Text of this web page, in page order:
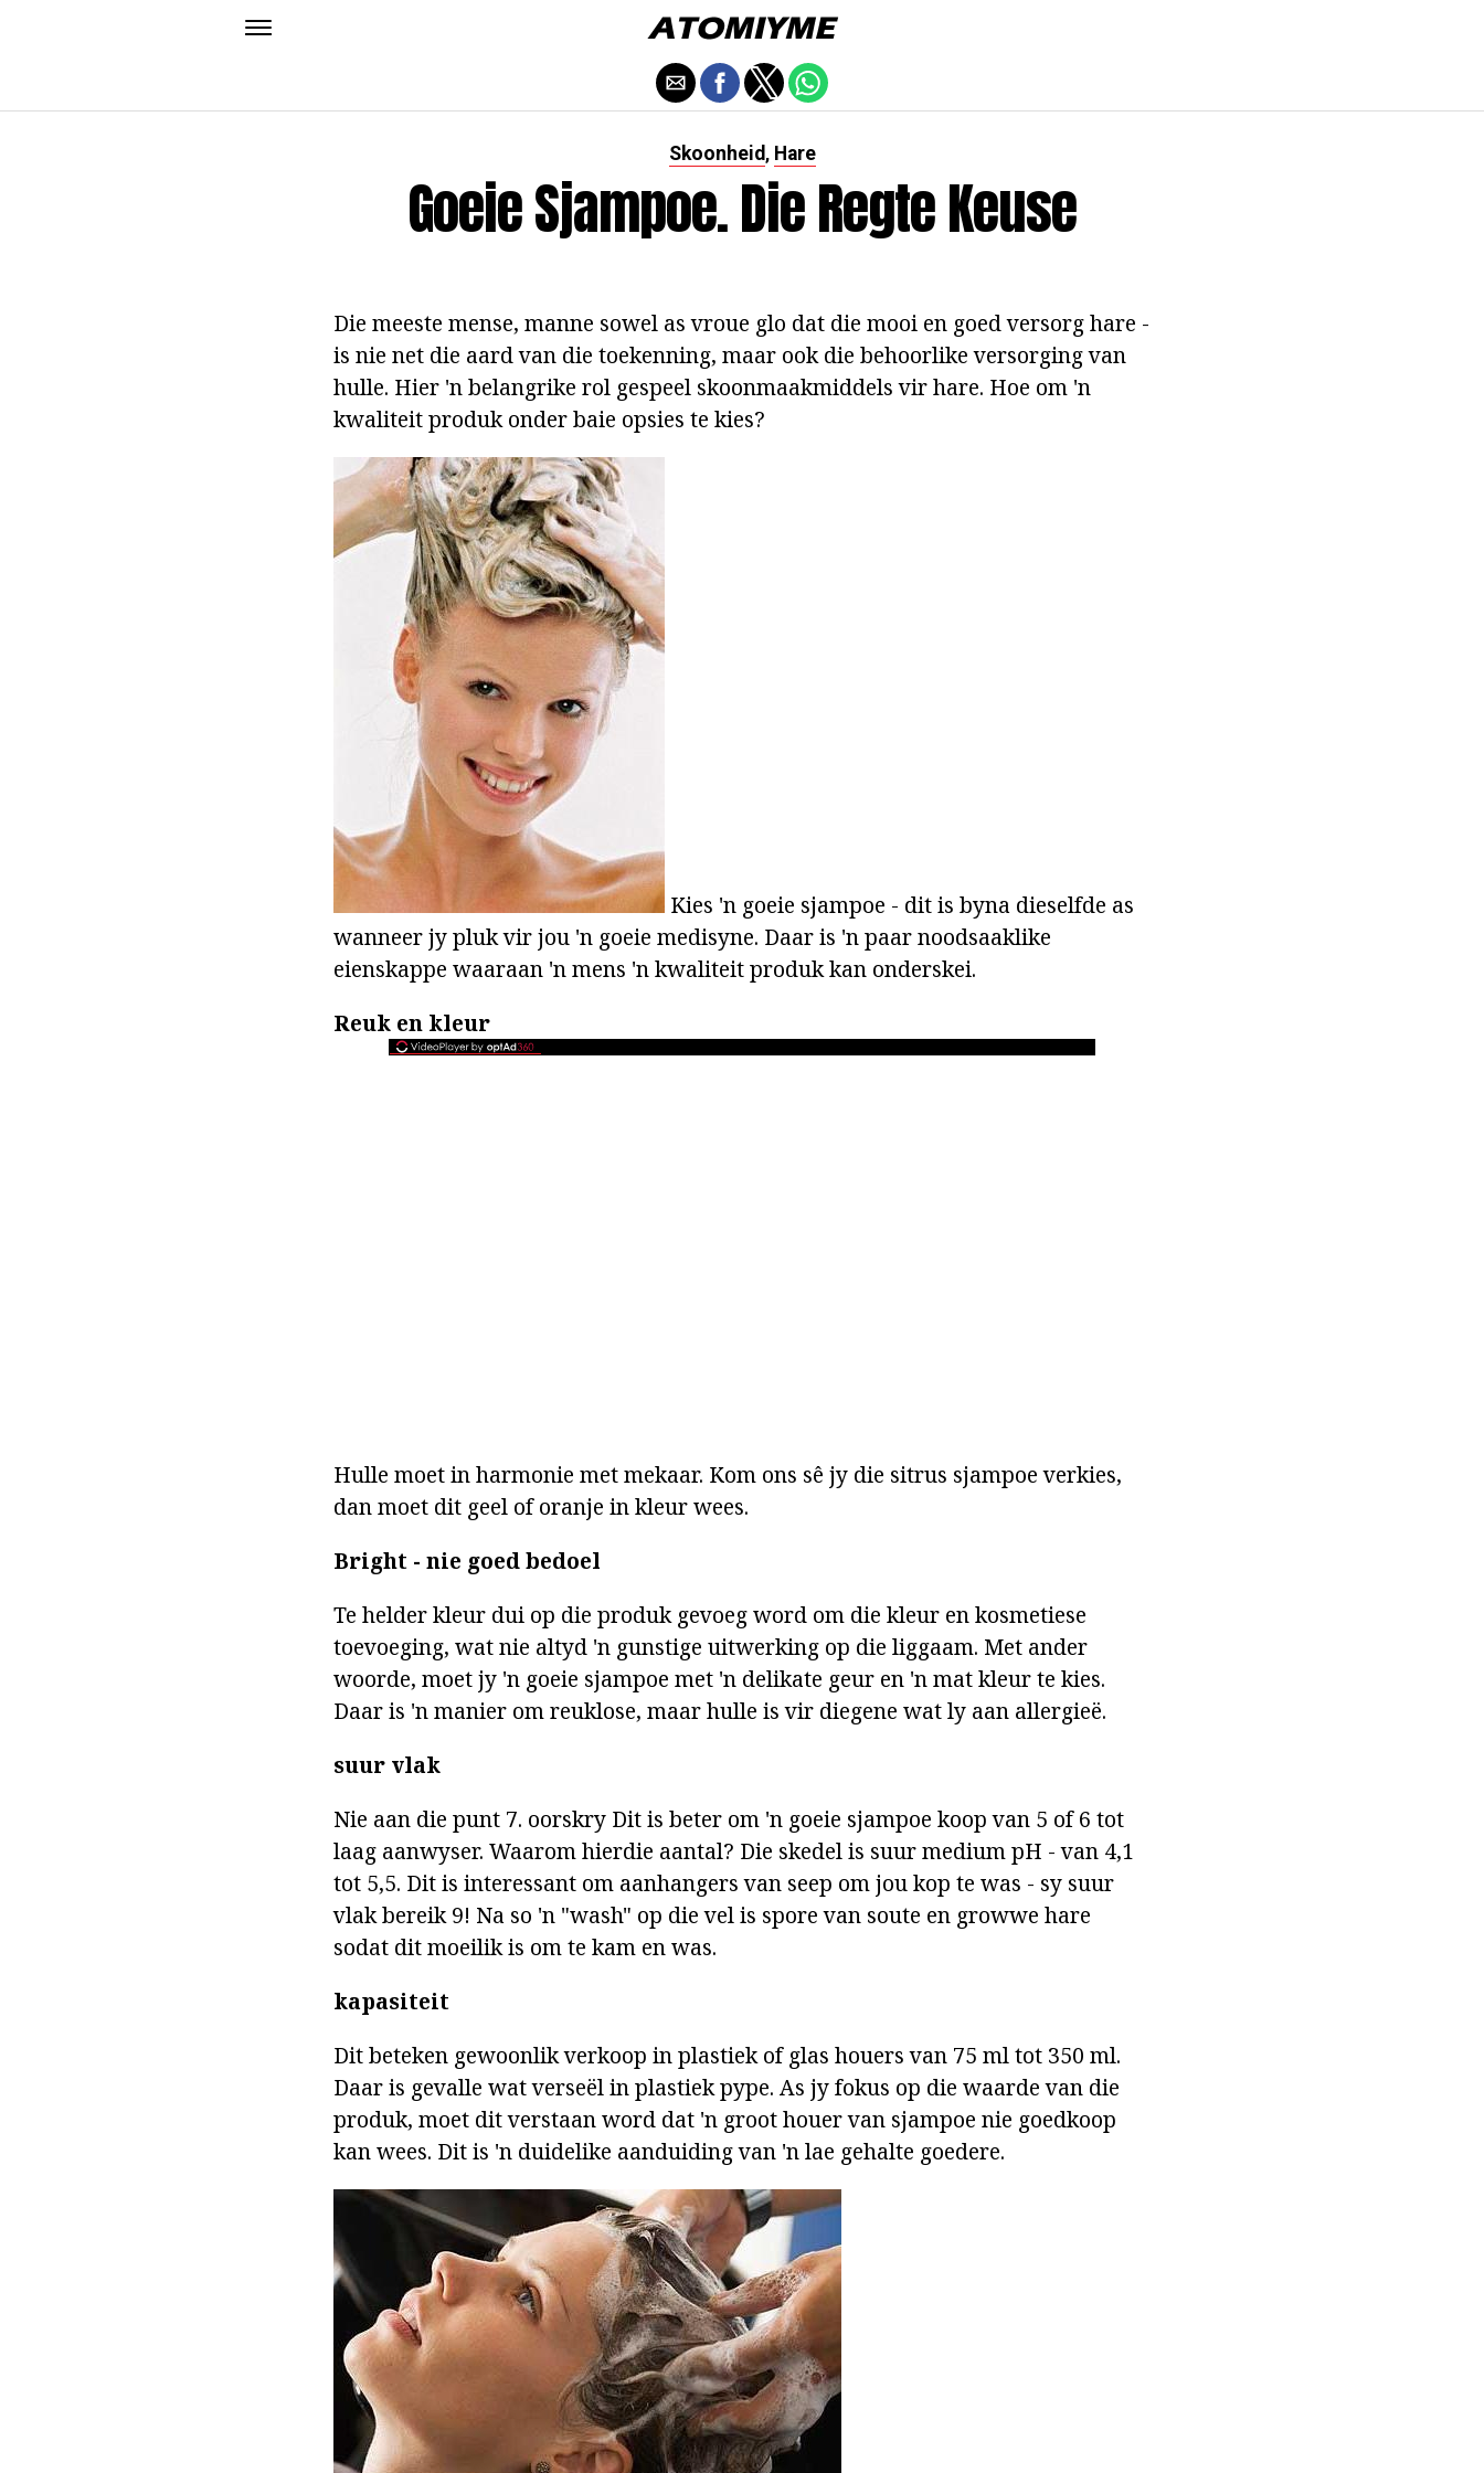
Skoonheid, Hare
Goeie Sjampoe. Die Regte Keuse
Die meeste mense, manne sowel as vroue glo dat die mooi en goed versorg hare -
is nie net die aard van die toekenning, maar ook die behoorlike versorging van
hulle. Hier 'n belangrike rol gespeel skoonmaakmiddels vir hare. Hoe om 'n
kwaliteit produk onder baie opsies te kies?
Kies 'n goeie sjampoe - dit is byna dieselfde as
wanneer jy pluk vir jou 'n goeie medisyne. Daar is 'n paar noodsaaklike
eienskappe waaraan 'n mens 'n kwaliteit produk kan onderskei.
Reuk en kleur
Hulle moet in harmonie met mekaar. Kom ons sê jy die sitrus sjampoe verkies,
dan moet dit geel of oranje in kleur wees.
Bright - nie goed bedoel
Te helder kleur dui op die produk gevoeg word om die kleur en kosmetiese
toevoeging, wat nie altyd 'n gunstige uitwerking op die liggaam. Met ander
woorde, moet jy 'n goeie sjampoe met 'n delikate geur en 'n mat kleur te kies.
Daar is 'n manier om reuklose, maar hulle is vir diegene wat ly aan allergieë.
suur vlak
Nie aan die punt 7. oorskry Dit is beter om 'n goeie sjampoe koop van 5 of 6 tot
laag aanwyser. Waarom hierdie aantal? Die skedel is suur medium pH - van 4,1
tot 5,5. Dit is interessant om aanhangers van seep om jou kop te was - sy suur
vlak bereik 9! Na so 'n "wash" op die vel is spore van soute en growwe hare
sodat dit moeilik is om te kam en was.
kapasiteit
Dit beteken gewoonlik verkoop in plastiek of glas houers van 75 ml tot 350 ml.
Daar is gevalle wat verseël in plastiek pype. As jy fokus op die waarde van die
produk, moet dit verstaan word dat 'n groot houer van sjampoe nie goedkoop
kan wees. Dit is 'n duidelike aanduiding van 'n lae gehalte goedere.